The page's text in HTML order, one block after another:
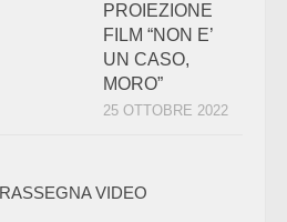
PROIEZIONE
FILM “NON E’
UN CASO,
MORO”
25 OTTOBRE 2022
RASSEGNA VIDEO